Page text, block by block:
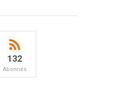
132
Abonnés